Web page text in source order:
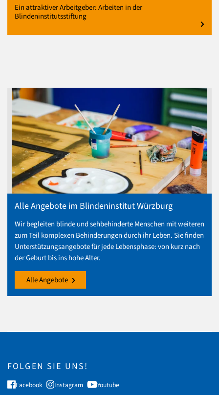
Ein attraktiver Arbeitgeber: Arbeiten in der
Blindeninstitutsstiftung
Alle Angebote im Blindeninstitut Würzburg
Wir begleiten blinde und sehbehinderte Menschen mit weiteren
zum Teil komplexen Behinderungen durch ihr Leben. Sie finden
Unterstützungsangebote für jede Lebensphase: von kurz nach
der Geburt bis ins hohe Alter.
Alle Angebote
FOLGEN SIE UNS!
Facebook Instagram Youtube